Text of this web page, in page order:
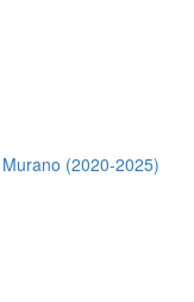
Murano (2020-2025)